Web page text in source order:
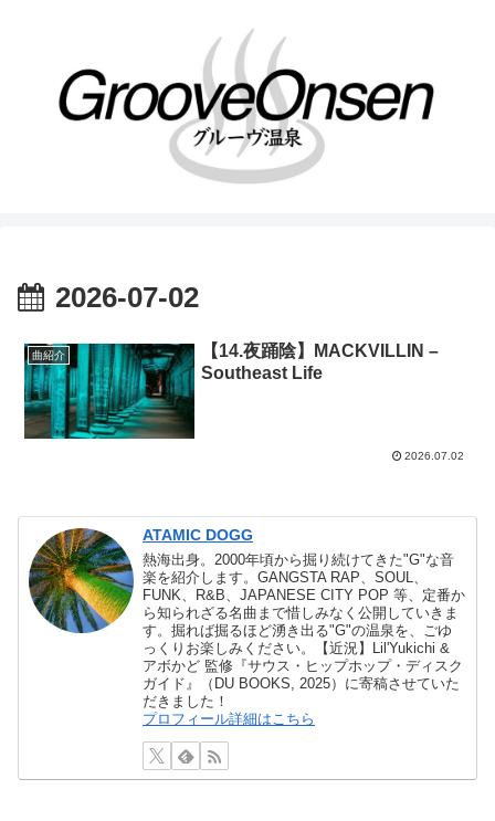
2026-07-02
曲紹介
【14.夜踊陰】MACKVILLIN –
Southeast Life
2026.07.02
ATAMIC DOGG
熱海出身。2000年頃から掘り続けてきた"G"な音
楽を紹介します。GANGSTA RAP、SOUL、
FUNK、R&B、JAPANESE CITY POP 等、定番か
ら知られざる名曲まで惜しみなく公開していきま
す。掘れば掘るほど湧き出る"G"の温泉を、ごゆ
っくりお楽しみください。【近況】Lil'Yukichi &
アボかど 監修『サウス・ヒップホップ・ディスク
ガイド』（DU BOOKS, 2025）に寄稿させていた
だきました！
プロフィール詳細はこちら